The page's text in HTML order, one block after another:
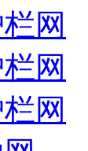
网
网
网